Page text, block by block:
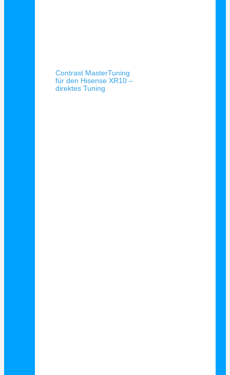
Contrast MasterTuning
für den Hisense XR10 –
direktes Tuning